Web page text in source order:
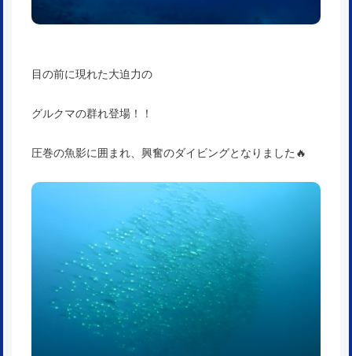
目の前に現れた大迫力の
グルクマの群れ登場！！
圧巻の魚影に囲まれ、興奮のダイビングとなりました🔥